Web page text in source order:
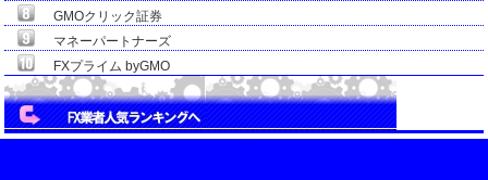
GMOクリック証券
マネーパートナーズ
FXプライム byGMO